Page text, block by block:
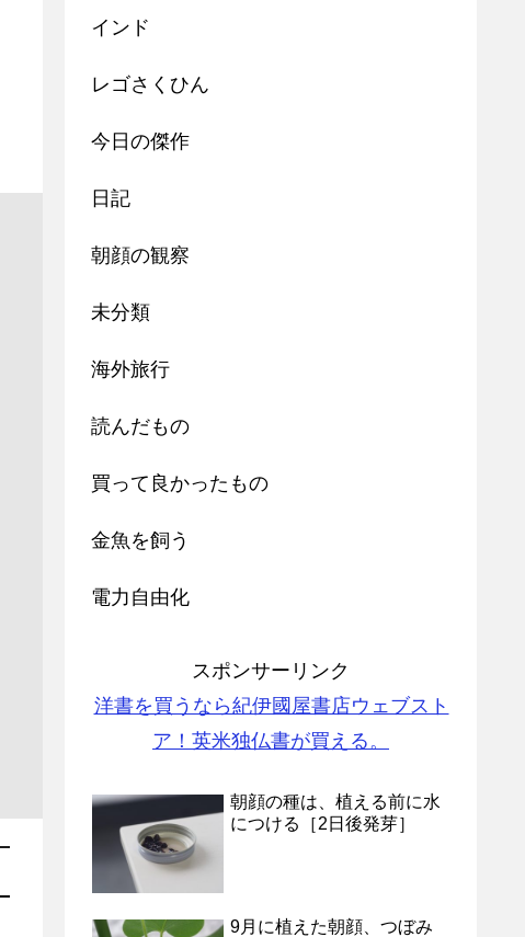
インド
レゴさくひん
今日の傑作
日記
朝顔の観察
未分類
海外旅行
読んだもの
買って良かったもの
金魚を飼う
電力自由化
スポンサーリンク
洋書を買うなら紀伊國屋書店ウェブスト
ア！英米独仏書が買える。
朝顔の種は、植える前に水
につける［2日後発芽］
9月に植えた朝顔、つぼみ